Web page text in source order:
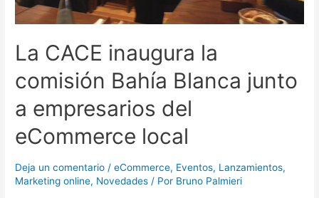
La CACE inaugura la
comisión Bahía Blanca junto
a empresarios del
eCommerce local
Deja un comentario /eCommerce, Eventos, Lanzamientos,
Marketing online, Novedades / Por Bruno Palmieri